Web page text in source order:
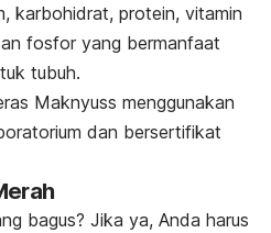
karbohidrat, protein, vitamin
fosfor yang bermanfaat
tubuh.
Maknyuss menggunakan
dan bersertifikat
bagus? Jika ya, Anda harus